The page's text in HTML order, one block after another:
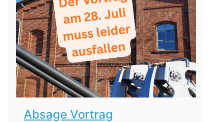
Absage Vortrag